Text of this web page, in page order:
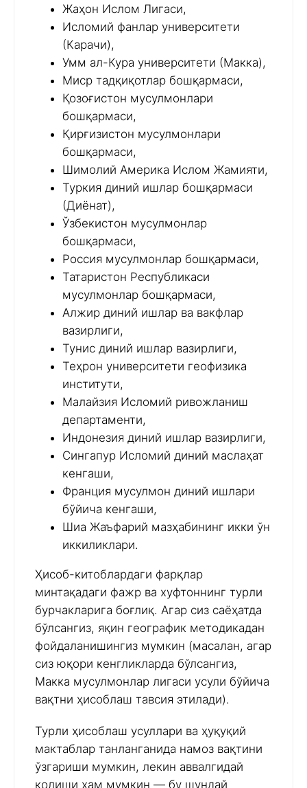
Жаҳон Ислом Лигаси,
Исломий фанлар университети
(Карачи),
Умм ал-Кура университети (Макка),
Миср тадқиқотлар бошқармаси,
Қозоғистон мусулмонлари
бошқармаси,
Қирғизистон мусулмонлари
бошқармаси,
Шимолий Америка Ислом Жамияти,
Туркия диний ишлар бошқармаси
(Диёнат),
Ўзбекистон мусулмонлар
бошқармаси,
Россия мусулмонлар бошқармаси,
Татаристон Республикаси
мусулмонлар бошқармаси,
Алжир диний ишлар ва вакфлар
вазирлиги,
Тунис диний ишлар вазирлиги,
Теҳрон университети геофизика
институти,
Малайзия Исломий ривожланиш
департаменти,
Индонезия диний ишлар вазирлиги,
Сингапур Исломий диний маслаҳат
кенгаши,
Франция мусулмон диний ишлари
бўйича кенгаши,
Шиа Жаъфарий мазҳабининг икки ўн
иккиликлари.
Ҳисоб-китоблардаги фарқлар
минтақадаги фажр ва хуфтоннинг турли
бурчакларига боғлиқ. Агар сиз саёҳатда
бўлсангиз, яқин географик методикадан
фойдаланишингиз мумкин (масалан, агар
сиз юқори кенгликларда бўлсангиз,
Макка мусулмонлар лигаси усули бўйича
вақтни ҳисоблаш тавсия этилади).
Турли ҳисоблаш усуллари ва ҳуқуқий
мактаблар танланганида намоз вақтини
ўзгариши мумкин, лекин аввалгидай
қолиши ҳам мумкин — бу шундай